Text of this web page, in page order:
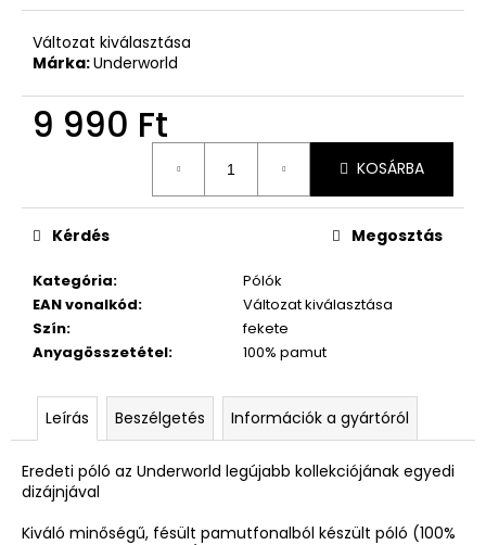
Változat kiválasztása
Márka:Underworld
9 990 Ft
KOSÁRBA
Kategória:
Pólók
EAN vonalkód:
Változat kiválasztása
Szín:
fekete
Anyagösszetétel: 100% pamut
Kérdés Megosztás
Leírás Beszélgetés Információk a gyártóról
Eredeti póló az Underworld legújabb kollekciójának egyedi
dizájnjával
Kiváló minőségű, fésült pamutfonalból készült póló (100%